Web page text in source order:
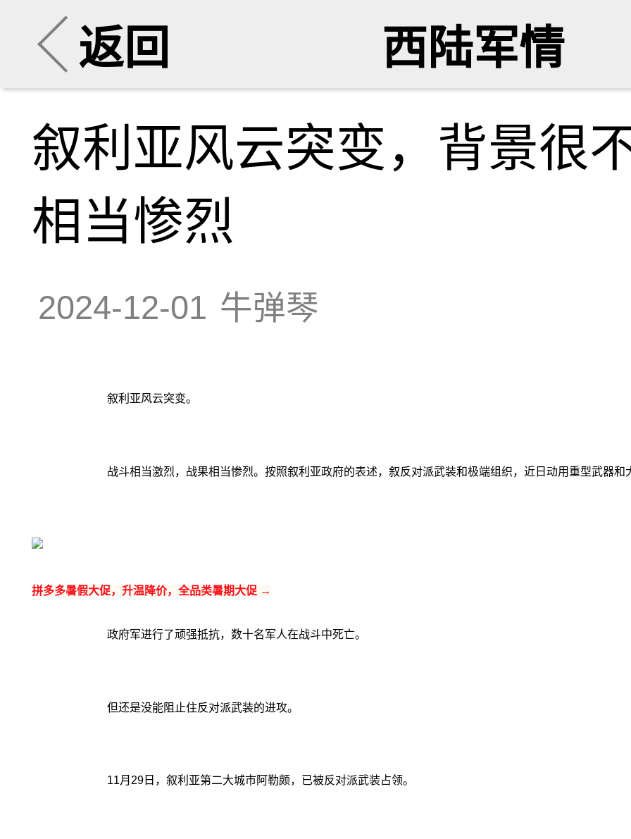
返回 西陆军情
叙利亚风云突变，背景很
相当惨烈
2024-12-01 牛弹琴
叙利亚风云突变。
战斗相当激烈，战果相当惨烈。按照叙利亚政府的表述，叙反对派武装和极端组织，近日动用重型武器
拼多多暑假大促，升温降价，全品类暑期大促 →
政府军进行了顽强抵抗，数十名军人在战斗中死亡。
但还是没能阻止住反对派武装的进攻。
11月29日，叙利亚第二大城市阿勒颇，已被反对派武装占领。